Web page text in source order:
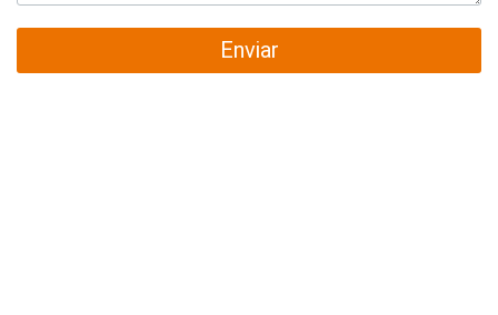
Enviar